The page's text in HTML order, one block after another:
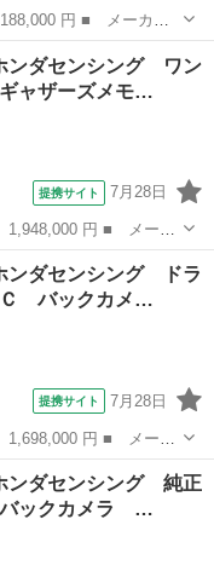
ッド ■ グレード
乗／左パワースライ
ンダセンシング ワン
ャザーズメモ…
提携サイト 7月28日
ード名： Ｇ・ホン
ザーズメモリーナビ
ンダセンシング ドラ
バックカメ…
提携サイト 7月28日
ード名： Ｇ・ホン
バックカメラ ナビ
ンダセンシング 純正
ックカメラ …